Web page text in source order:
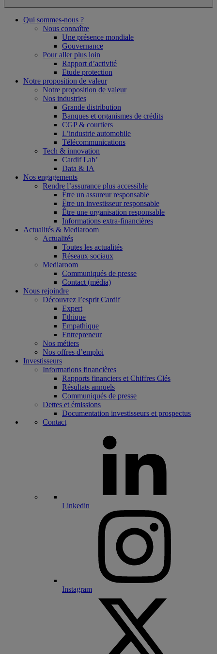
Qui sommes-nous ?
Nous connaître
Une présence mondiale
Gouvernance
Pour aller plus loin
Rapport d’activité
Etude protection
Notre proposition de valeur
Notre proposition de valeur
Nos industries
Grande distribution
Banques et organismes de crédits
CGP & courtiers
L’industrie automobile
Télécommunications
Tech & innovation
Cardif Lab’
Data & IA
Nos engagements
Rendre l’assurance plus accessible
Être un assureur responsable
Être un investisseur responsable
Être une organisation responsable
Informations extra-financières
Actualités & Mediaroom
Actualités
Toutes les actualités
Réseaux sociaux
Mediaroom
Communiqués de presse
Contact (média)
Nous rejoindre
Découvrez l’esprit Cardif
Expert
Ethique
Empathique
Entrepreneur
Nos métiers
Nos offres d’emploi
Investisseurs
Informations financières
Rapports financiers et Chiffres Clés
Résultats annuels
Communiqués de presse
Dettes et émissions
Documentation investisseurs et prospectus
Contact
Linkedin
Instagram